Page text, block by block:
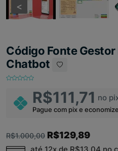
<
<
Código Fonte
Chatbot
R$111,71 no
Pague com pix e economize
R$1.000,00 R$129,89